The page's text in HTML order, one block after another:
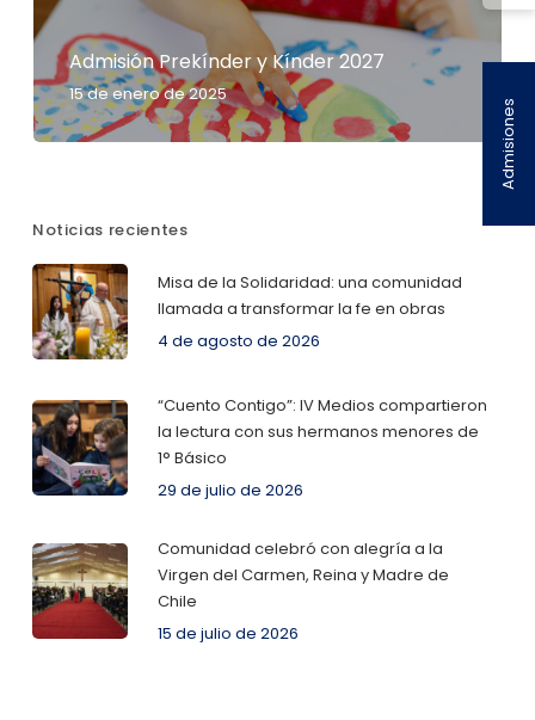
Admisión Prekínder y Kínder 2027
15 de enero de 2025
Noticias recientes
Misa de la Solidaridad: una comunidad
llamada a transformar la fe en obras
4 de agosto de 2026
“Cuento Contigo”: IV Medios compartieron
la lectura con sus hermanos menores de
1° Básico
29 de julio de 2026
Comunidad celebró con alegría a la
Virgen del Carmen, Reina y Madre de
Chile
15 de julio de 2026
Admisiones